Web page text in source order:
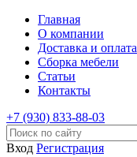
Главная
О компании
Доставка и оплата
Сборка мебели
Статьи
Контакты
+7 (930) 833-88-03
Вход Регистрация